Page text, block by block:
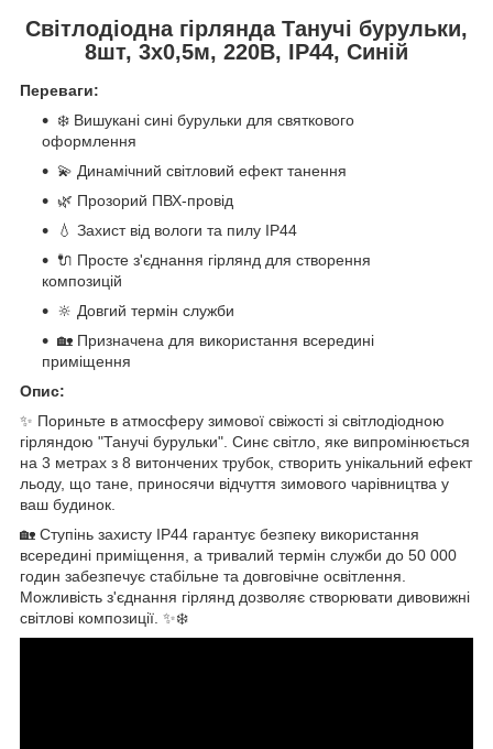
Світлодіодна гірлянда Танучі бурульки,
8шт, 3х0,5м, 220В, IP44, Синій
Переваги:
❄️ Вишукані сині бурульки для святкового
оформлення
💫 Динамічний світловий ефект танення
🌿 Прозорий ПВХ-провід
💧 Захист від вологи та пилу IP44
🔌 Просте з'єднання гірлянд для створення
композицій
🔆 Довгий термін служби
🏡 Призначена для використання всередині
приміщення
Опис:
✨ Пориньте в атмосферу зимової свіжості зі світлодіодною
гірляндою "Танучі бурульки". Синє світло, яке випромінюється
на 3 метрах з 8 витончених трубок, створить унікальний ефект
льоду, що тане, приносячи відчуття зимового чарівництва у
ваш будинок.
🏡 Ступінь захисту IP44 гарантує безпеку використання
всередині приміщення, а тривалий термін служби до 50 000
годин забезпечує стабільне та довговічне освітлення.
Можливість з'єднання гірлянд дозволяє створювати дивовижні
світлові композиції. ✨❄️